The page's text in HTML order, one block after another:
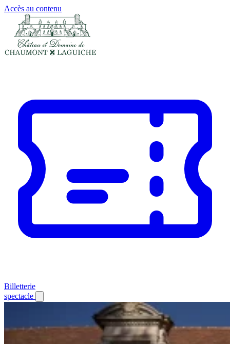
Accès au contenu
Billetterie
spectacle
Panneau de gestion des cookies